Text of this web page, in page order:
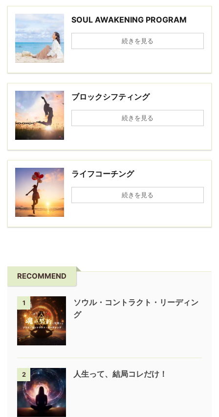
SOUL AWAKENING PROGRAM
続きを見る
ブロックシフティング
続きを見る
ライフコーチング
続きを見る
RECOMMEND
1
ソウル・コントラクト・リーディン
グ
2 人生って、結局コレだけ！